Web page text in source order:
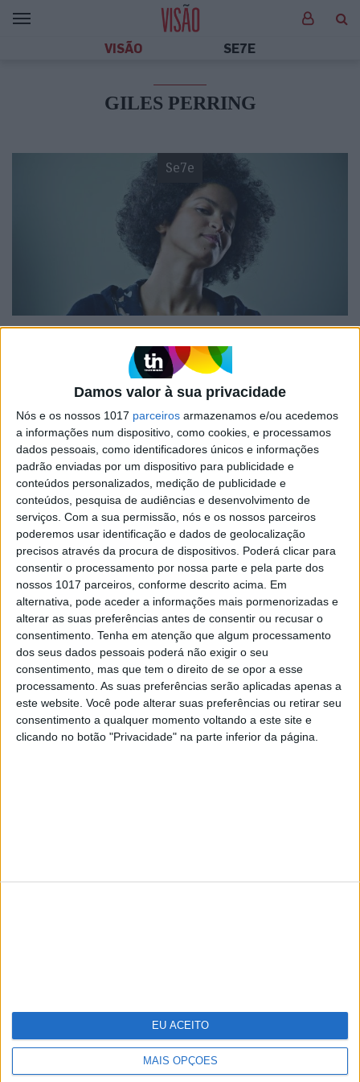
Damos valor à sua privacidade
Nós e os nossos 1017 parceiros armazenamos e/ou acedemos
a informações num dispositivo, como cookies, e processamos
dados pessoais, como identificadores únicos e informações
padrão enviadas por um dispositivo para publicidade e
conteúdos personalizados, medição de publicidade e
conteúdos, pesquisa de audiências e desenvolvimento de
serviços. Com a sua permissão, nós e os nossos parceiros
poderemos usar identificação e dados de geolocalização
precisos através da procura de dispositivos. Poderá clicar para
consentir o processamento por nossa parte e pela parte dos
nossos 1017 parceiros, conforme descrito acima. Em
alternativa, pode aceder a informações mais pormenorizadas e
alterar as suas preferências antes de consentir ou recusar o
consentimento. Tenha em atenção que algum processamento
dos seus dados pessoais poderá não exigir o seu
consentimento, mas que tem o direito de se opor a esse
processamento. As suas preferências serão aplicadas apenas a
este website. Você pode alterar suas preferências ou retirar seu
consentimento a qualquer momento voltando a este site e
clicando no botão "Privacidade" na parte inferior da página.
MAIS OPÇÕES
EU ACEITO
VISÃO SE7E
GILES PERRING
Se7e
Aline Frazão: o som de uma nova
A cantora angolana Aline Frazão apresenta um
novo espetáculo, inspirado no recente trabalho
Insular. Esta sexta-feira, 14, no Teatro Tivoli, em
Lisboa, no sábado, 15, na Casa da Música, no
Porto, e, no final do mês, em Coimbra e Ponta
Delgada
SITES DO GRUPO TRUST IN NEWS
Visão Visão Se7e